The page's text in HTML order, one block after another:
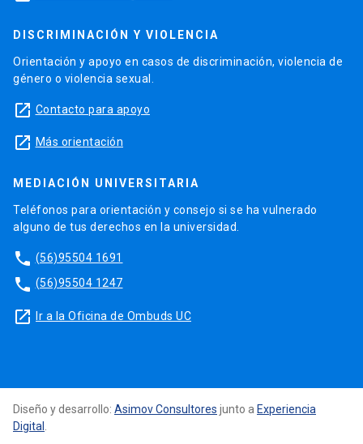
DISCRIMINACIÓN Y VIOLENCIA
Orientación y apoyo en casos de discriminación, violencia de
género o violencia sexual.
launch Contacto para apoyo
launch Más orientación
MEDIACIÓN UNIVERSITARIA
Teléfonos para orientación y consejo si se ha vulnerado
alguno de tus derechos en la universidad.
phone (56)95504 1691
phone (56)95504 1247
launch Ir a la Oficina de Ombuds UC
Diseño y desarrollo: Asimov Consultores junto a Experiencia
Digital